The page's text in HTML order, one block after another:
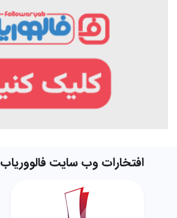
افتخارات وب سایت فالووریاب